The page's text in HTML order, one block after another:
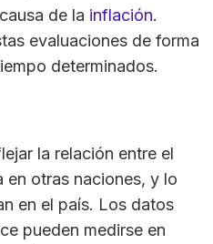
de la inflación.
evaluaciones de forma
determinados.
la relación entre el
en otras naciones, y lo
en el país. Los datos
pueden medirse en